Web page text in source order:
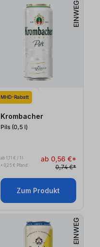
EINWEG
MHD-Rabatt
Krombacher
Pils (0,5 l)
ab 1,11 € / 1 l
+ 0,25 € Pfand
ab 0,56 €*
0,74 €*
Zum Produkt
EINWEG